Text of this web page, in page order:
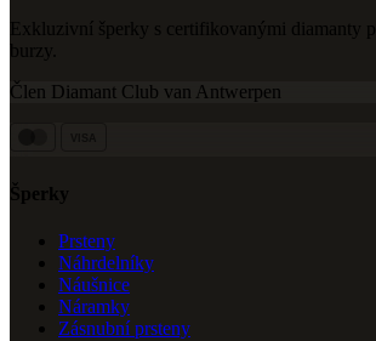
Exkluzivní šperky s certifikovanými diamanty
burzy.
Člen Diamant Club van Antwerpen
Šperky
Prsteny
Náhrdelníky
Náušnice
Náramky
Zásnubní prsteny